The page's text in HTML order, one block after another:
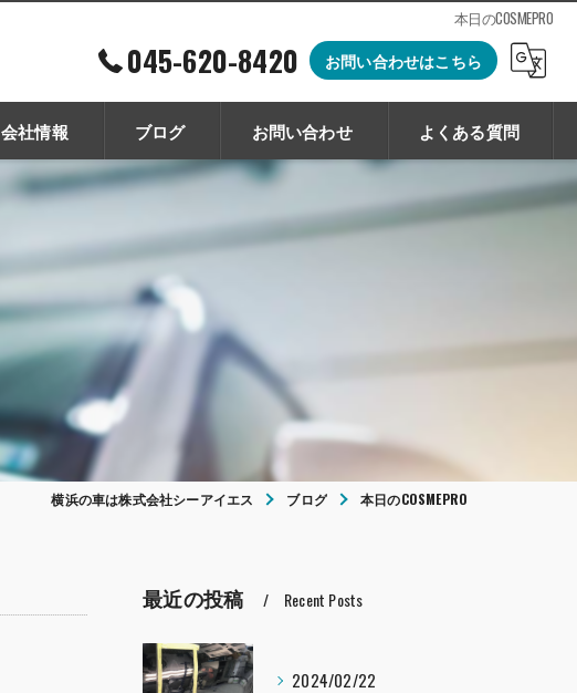
本日のCOSMEPRO
045-620-8420 お問い合わせはこちら
会社情報 ブログ お問い合わせ よくある質問
横浜の車は株式会社シーアイエス ブログ 本日のCOSMEPRO
最近の投稿 Recent Posts
2024/02/22